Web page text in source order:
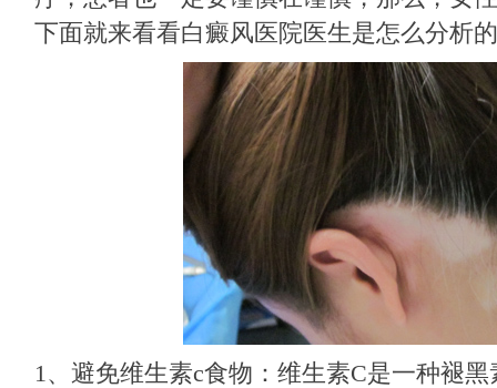
下面就来看看白癜风医院医生是怎么分析
1、避免维生素c食物：维生素C是一种褪